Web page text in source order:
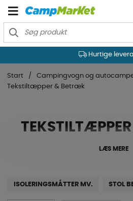
Hurtige
Start
Campingvogn og
Tekstiltæpper & Betræk
LÆS MERE
ISOLERINGSMÅTTER MV. STOL